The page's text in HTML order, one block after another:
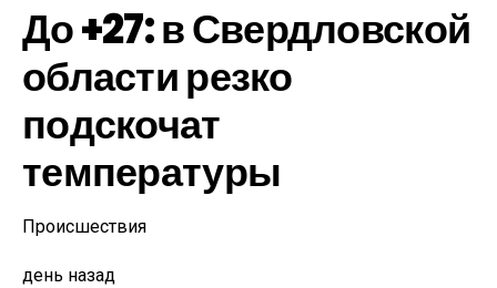
До +27: в Свердловской
области резко
подскочат
температуры
Происшествия
день назад